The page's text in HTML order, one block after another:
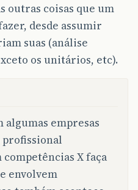
outras coisas que um
desde assumir
suas (análise
os unitários, etc).
algumas empresas
profissional
X faça
envolvem